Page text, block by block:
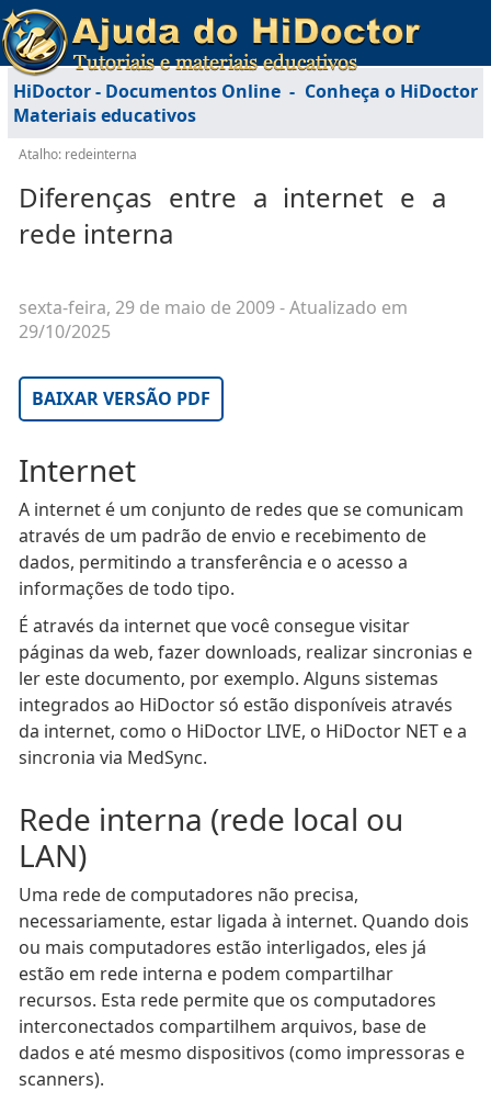
Conheça o HiDoctor
HiDoctor - Documentos Online -
Materiais educativos
Atalho: redeinterna
Diferenças entre a internet e a
rede interna
sexta-feira, 29 de maio de 2009- Atualizado em
29/10/2025
BAIXAR VERSÃO PDF
Internet
A internet é um conjunto de redes que se comunicam
através de um padrão de envio e recebimento de
dados, permitindo a transferência e o acesso a
informações de todo tipo.
É através da internet que você consegue visitar
páginas da web, fazer downloads, realizar sincronias e
ler este documento, por exemplo. Alguns sistemas
integrados ao HiDoctor só estão disponíveis através
da internet, como o HiDoctor LIVE, o HiDoctor NET e a
sincronia via MedSync.
Rede interna (rede local ou
LAN)
Uma rede de computadores não precisa,
necessariamente, estar ligada à internet. Quando dois
ou mais computadores estão interligados, eles já
estão em rede interna e podem compartilhar
recursos. Esta rede permite que os computadores
interconectados compartilhem arquivos, base de
dados e até mesmo dispositivos (como impressoras e
scanners).